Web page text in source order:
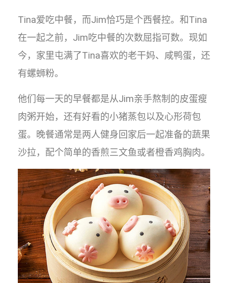
Tina爱吃中餐，而Jim恰巧是个西餐控。和Tina
在一起之前，Jim吃中餐的次数屈指可数。现如
今，家里屯满了Tina喜欢的老干妈、咸鸭蛋，还
有螺蛳粉。
他们每一天的早餐都是从Jim亲手熬制的皮蛋瘦
肉粥开始，还有好看的小猪蒸包以及心形荷包
蛋。晚餐通常是两人健身回家后一起准备的蔬果
沙拉，配个简单的香煎三文鱼或者橙香鸡胸肉。